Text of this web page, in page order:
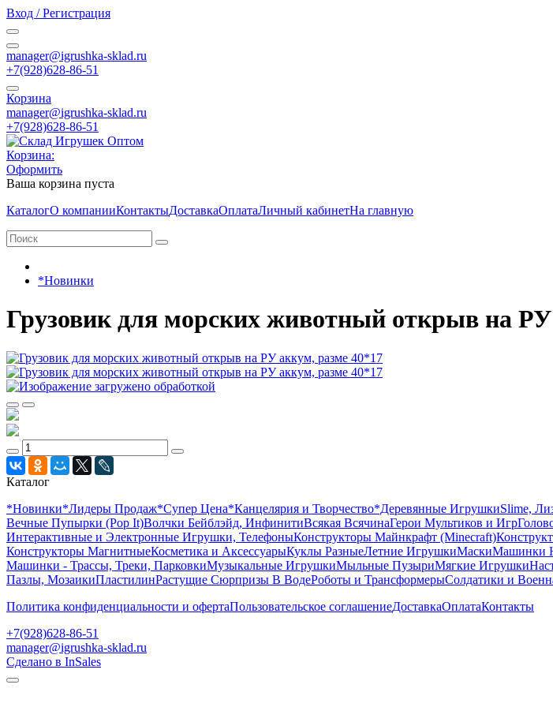
Вход / Регистрация
manager@igrushka-sklad.ru
+7(928)628-86-51
Корзина
manager@igrushka-sklad.ru
+7(928)628-86-51
Корзина:
Оформить
Ваша корзина пуста
КаталогО компанииКонтактыДоставкаОплатаЛичный кабинетНа главную
*Новинки
Грузовик для морских животный открыв на
Каталог
*Новинки*Лидеры Продаж*Супер Цена*Канцелярия и Творчество*Деревянные ИгрушкиSlime,
Вечные Пупырки (Pop It)Волчки Бейблэйд, ИнфинитиВсякая ВсячинаГерои Мультиков и Игр
Интерактивные и Электронные Игрушки, ТелефоныКонструкторы Майнкрафт (Minecraft)
Конструкторы МагнитныеКосметика и АксессуарыКуклы РазныеЛетние ИгрушкиМаскиМашинки
Машинки - Трассы, Треки, ПарковкиМузыкальные ИгрушкиМыльные ПузыриМягкие Игрушки
Пазлы, МозаикиПластилинРастущие Сюрпризы В ВодеРоботы и ТрансформерыСолдатики и
Политика конфиденциальности и офертаПользовательское соглашениеДоставкаОплатаКонтакты
+7(928)628-86-51
manager@igrushka-sklad.ru
Сделано в InSales